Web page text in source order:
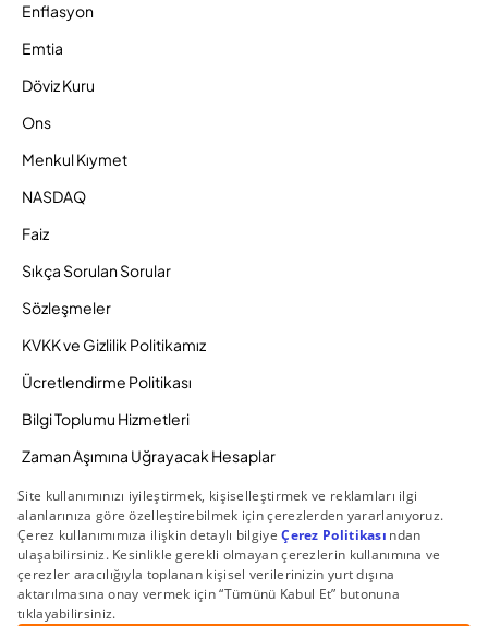
Enflasyon
Emtia
Döviz Kuru
Ons
Menkul Kıymet
NASDAQ
Faiz
Sıkça Sorulan Sorular
Sözleşmeler
KVKK ve Gizlilik Politikamız
Ücretlendirme Politikası
Bilgi Toplumu Hizmetleri
Zaman Aşımına Uğrayacak Hesaplar
Duyurular ve Kampanyalar
© 2026 Gedik Yatırım Menkul Değerler AŞ. Tüm Hakları